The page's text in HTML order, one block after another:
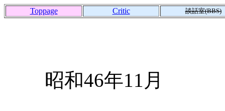
Toppage Critic 談話室(BBS)
昭和46年11月